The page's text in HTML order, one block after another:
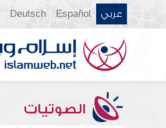
عربي Español
Deutsch
الصوتيات